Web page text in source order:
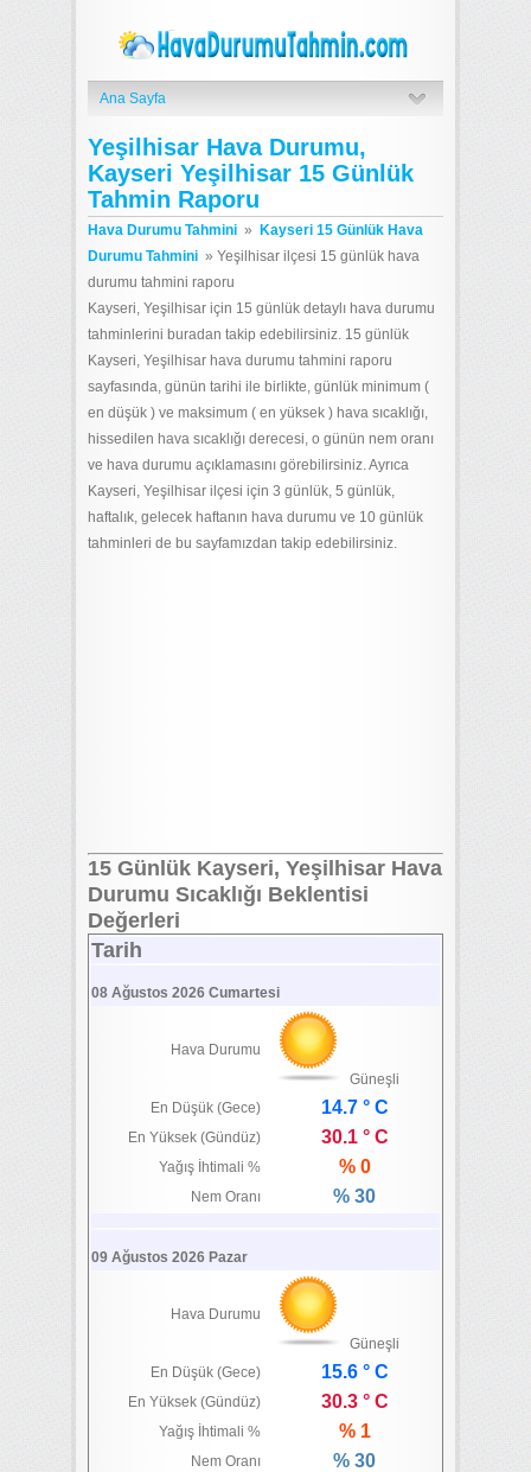
Ana Sayfa
Yeşilhisar Hava Durumu,
Kayseri Yeşilhisar 15 Günlük
Tahmin Raporu
Hava Durumu Tahmini »
Kayseri 15 Günlük Hava
Durumu Tahmini » Yeşilhisar ilçesi 15 günlük hava
durumu tahmini raporu
Kayseri, Yeşilhisar için 15 günlük detaylı hava durumu
tahminlerini buradan takip edebilirsiniz. 15 günlük
Kayseri, Yeşilhisar hava durumu tahmini raporu
sayfasında, günün tarihi ile birlikte, günlük minimum (
en düşük ) ve maksimum ( en yüksek ) hava sıcaklığı,
hissedilen hava sıcaklığı derecesi, o günün nem oranı
ve hava durumu açıklamasını görebilirsiniz. Ayrıca
Kayseri, Yeşilhisar ilçesi için 3 günlük, 5 günlük,
haftalık, gelecek haftanın hava durumu ve 10 günlük
tahminleri de bu sayfamızdan takip edebilirsiniz.
15 Günlük Kayseri, Yeşilhisar Hava
Durumu Sıcaklığı Beklentisi
Değerleri
Tarih
08 Ağustos 2026 Cumartesi
Hava Durumu
Güneşli
En Düşük (Gece)
14.7 ° C
En Yüksek (Gündüz) 30.1 ° C
Yağış İhtimali % % 0
Nem Oranı % 30
09 Ağustos 2026 Pazar
Hava Durumu
Güneşli
En Düşük (Gece)
15.6 ° C
En Yüksek (Gündüz) 30.3 ° C
Yağış İhtimali % % 1
Nem Oranı % 30